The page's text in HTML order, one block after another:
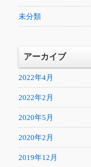
未分類
アーカイブ
2022年4月
2022年2月
2020年5月
2020年2月
2019年12月